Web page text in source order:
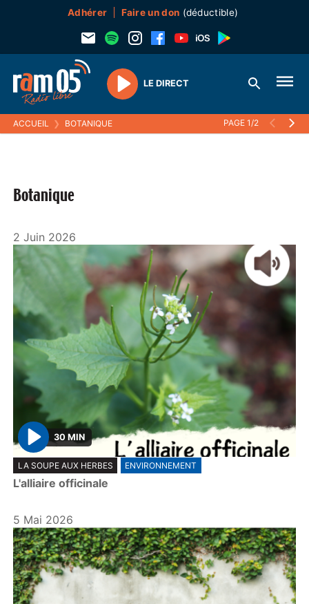
Adhérer Faire un don (déductible)
Play
LE DIRECT
ACCUEIL ❯ BOTANIQUE PAGE 1/2
Botanique
2 Juin 2026
P
l
a
30 MIN
LA SOUPE AUX HERBES ENVIRONNEMENT
L'alliaire officinale
5 Mai 2026